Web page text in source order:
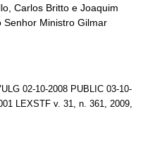
Carlos Britto e Joaquim
Senhor Ministro Gilmar
02-10-2008 PUBLIC 03-10-
LEXSTF v. 31, n. 361, 2009,